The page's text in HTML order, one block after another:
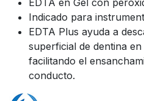
Indicado para
EDTA Plus ayuda a
superficial de dentina
facilitando el
conducto.